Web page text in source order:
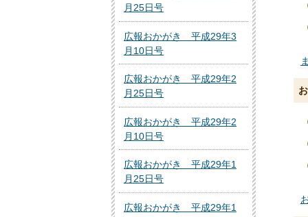
月25日号
広報おかがき 平成29年3
月10日号
広報おかがき 平成29年2
月25日号
広報おかがき 平成29年2
月10日号
広報おかがき 平成29年1
月25日号
広報おかがき 平成29年1